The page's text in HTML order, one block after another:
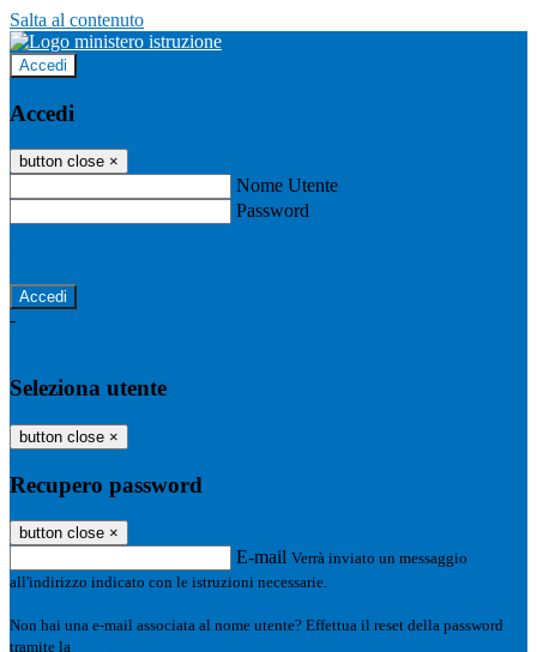
Salta al contenuto
Accedi
Accedi
button close ×
Nome Utente
Password
-
Seleziona utente
button close ×
Recupero password
button close ×
E-mail Verrà inviato un messaggio
all'indirizzo indicato con le istruzioni necessarie.
Non hai una e-mail associata al nome utente? Effettua il reset della password
tramite la